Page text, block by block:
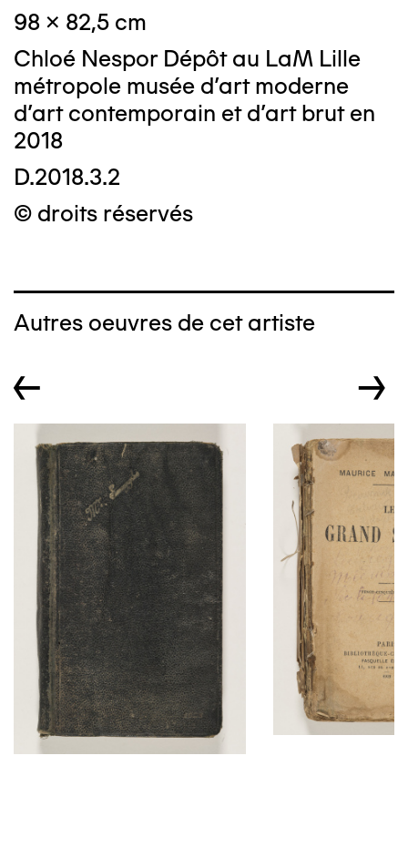
98 x 82,5 cm
Chloé Nespor Dépôt au LaM Lille
métropole musée d’art moderne
d’art contemporain et d’art brut en
2018
D.2018.3.2
© droits réservés
Autres oeuvres de cet artiste
← →